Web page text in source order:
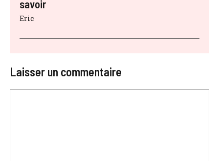
savoir
Eric
Laisser un commentaire